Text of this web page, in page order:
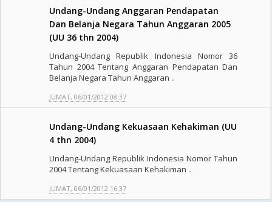
Undang-Undang Anggaran Pendapatan
Dan Belanja Negara Tahun Anggaran 2005
(UU 36 thn 2004)
Undang-Undang Republik Indonesia Nomor 36
Tahun 2004 Tentang Anggaran Pendapatan Dan
Belanja Negara Tahun Anggaran ..
JUMAT, 06/01/2012 08:37
Undang-Undang Kekuasaan Kehakiman (UU
4 thn 2004)
Undang-Undang Republik Indonesia Nomor Tahun
2004 Tentang Kekuasaan Kehakiman ..
JUMAT, 06/01/2012 16:37